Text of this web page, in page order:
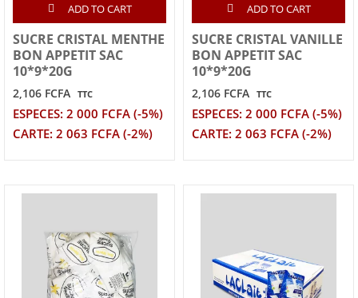
ADD TO CART
SUCRE CRISTAL MENTHE
BON APPETIT SAC
10*9*20G
2,106 FCFA TTC
ESPECES: 2 000 FCFA (-5%)
CARTE: 2 063 FCFA (-2%)
ADD TO CART
SUCRE CRISTAL VANILLE
BON APPETIT SAC
10*9*20G
2,106 FCFA TTC
ESPECES: 2 000 FCFA (-5%)
CARTE: 2 063 FCFA (-2%)